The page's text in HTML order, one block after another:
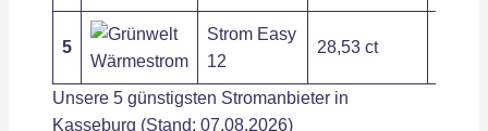
5
Strom Easy
12
28,53 ct
Unsere 5 günstigsten Stromanbieter in
Kasseburg (Stand: 07.08.2026)